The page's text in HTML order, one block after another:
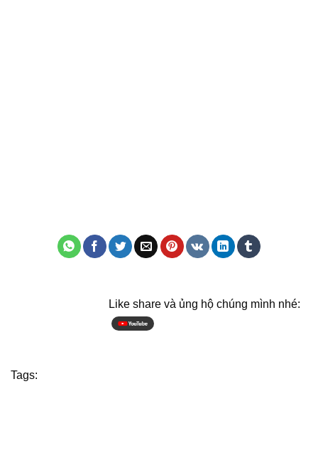
Like share và ủng hộ chúng mình nhé:
Tags: